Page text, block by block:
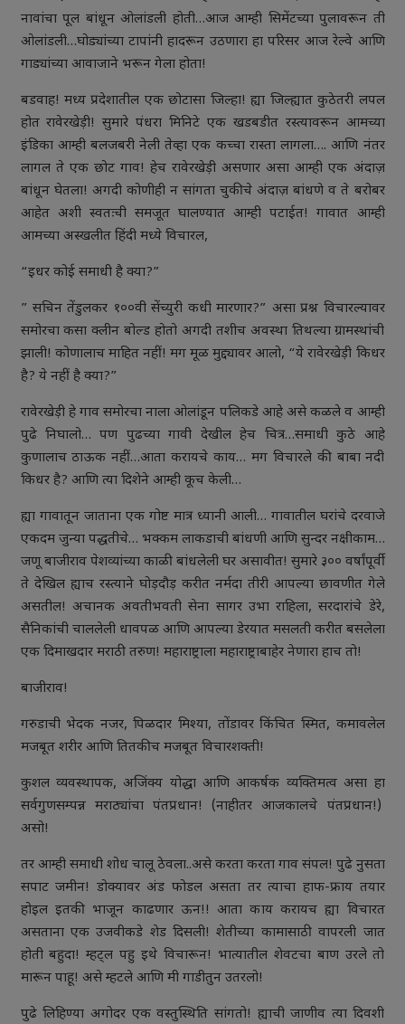
नावांचा पूल बांधून ओलांडली होती…आज आम्ही सिमेंटच्या पुलावरून ती
ओलांडली…घोड्यांच्या टापांनी हादरून उठणारा हा परिसर आज रेल्वे आणि
गाड्यांच्या आवाजाने भरून गेला होता!
बडवाह! मध्य प्रदेशातील एक छोटासा जिल्हा! ह्या जिल्ह्यात कुठेतरी लपल
होत रावेरखेड़ी! सुमारे पंधरा मिनिटे एक खडबडीत रस्त्यावरून आमच्या
इंडिका आम्ही बलजबरी नेली तेव्हा एक कच्चा रास्ता लागला…. आणि नंतर
लागल ते एक छोट गाव! हेच रावेरखेड़ी असणार असा आम्ही एक अंदाज़
बांधून घेतला! अगदी कोणीही न सांगता चुकीचे अंदाज़ बांधणे व ते बरोबर
आहेत अशी स्वतःची समजूत घालण्यात आम्ही पटाईत! गावात आम्ही
आमच्या अस्खलीत हिंदी मध्ये विचारल,
“इधर कोई समाधी है क्या?”
” सचिन तेंडुलकर १००वी सेंच्युरी कधी मारणार?” असा प्रश्न विचारल्यावर
समोरचा कसा क्लीन बोल्ड होतो अगदी तशीच अवस्था तिथल्या ग्रामस्थांची
झाली! कोणालाच माहित नहीं! मग मूळ मुद्द्यावर आलो, “ये रावेरखेड़ी किधर
है? ये नहीं है क्या?”
रावेरखेड़ी हे गाव समोरचा नाला ओलांडून पलिकडे आहे असे कळले व आम्ही
पुढे निघालो… पण पुढच्या गावी देखील हेच चित्र…समाधी कुठे आहे
कुणालाच ठाऊक नहीं…आता करायचे काय… मग विचारले की बाबा नदी
किधर है? आणि त्या दिशेने आम्ही कूच केली…
ह्या गावातून जाताना एक गोष्ट मात्र ध्यानी आली… गावातील घरांचे दरवाजे
एकदम जुन्या पद्धतीचे… भक्कम लाकडाची बांधणी आणि सुन्दर नक्षीकाम…
जणू बाजीराव पेशव्यांच्या काळी बांधलेली घर असावीत! सुमारे ३०० वर्षांपूर्वी
ते देखिल ह्याच रस्त्याने घोड़दौड़ करीत नर्मदा तीरी आपल्या छावणीत गेले
असतील! अचानक अवतीभवती सेना सागर उभा राहिला, सरदारांचे डेरे,
सैनिकांची चाललेली धावपळ आणि आपल्या डेरयात मसलती करीत बसलेला
एक दिमाखदार मराठी तरुण! महाराष्ट्राला महाराष्ट्राबाहेर नेणारा हाच तो!
बाजीराव!
गरुडाची भेदक नजर, पिळदार मिश्या, तोंडावर किंचित स्मित, कमावलेल
मजबूत शरीर आणि तितकीच मजबूत विचारशक्ती!
कुशल व्यवस्थापक, अजिंक्य योद्धा आणि आकर्षक व्यक्तिमत्व असा हा
सर्वगुणसम्पन्न मराठ्यांचा पंतप्रधान! (नाहीतर आजकालचे पंतप्रधान!)
असो!
तर आम्ही समाधी शोध चालू ठेवला..असे करता करता गाव संपल! पुढे नुसता
सपाट जमीन! डोक्यावर अंड फोडल असता तर त्याचा हाफ-फ्राय तयार
होइल इतकी भाजून काढणार ऊन!! आता काय करायच ह्या विचारत
असताना एक उजवीकडे शेड दिसली! शेतीच्या कामासाठी वापरली जात
होती बहुदा! म्हट्ल पहु इथे विचारून! भात्यातील शेवटचा बाण उरले तो
मारून पाहू! असे म्हटले आणि मी गाडीतुन उतरलो!
पुढे लिहिण्या अगोदर एक वस्तुस्थिति सांगतो! ह्याची जाणीव त्या दिवशी